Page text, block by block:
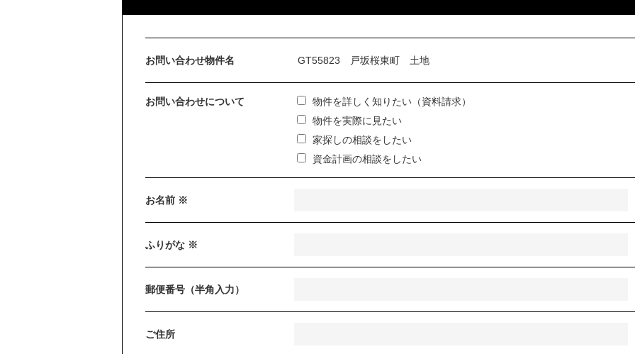
お問い合わせ物件名
お問い合わせについて
物件を詳しく知りたい（資料請求）
物件を実際に見たい
家探しの相談をしたい
資金計画の相談をしたい
お名前 ※
ふりがな ※
郵便番号（半角入力）
ご住所